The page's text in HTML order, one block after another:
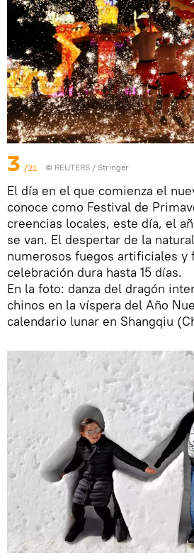
3 /21 © REUTERS / Stringer
El día en el que comienza el
conoce como Festival de
creencias locales, este día, el
se van. El despertar de la
numerosos fuegos artificiales y
celebración dura hasta 15 días.
En la foto: danza del dragón
chinos en la víspera del Año
calendario lunar en Shangqiu